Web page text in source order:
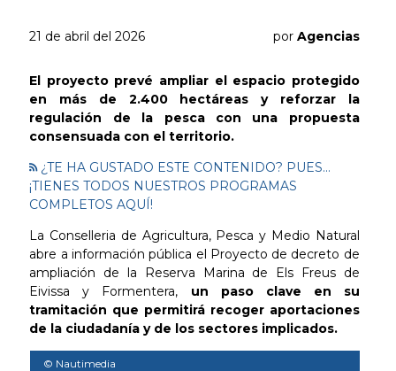
21 de abril del 2026 por Agencias
El proyecto prevé ampliar el espacio protegido
en más de 2.400 hectáreas y reforzar la
regulación de la pesca con una propuesta
consensuada con el territorio.
¿TE HA GUSTADO ESTE CONTENIDO? PUES...
¡TIENES TODOS NUESTROS PROGRAMAS
COMPLETOS AQUÍ!
La Conselleria de Agricultura, Pesca y Medio Natural
abre a información pública el Proyecto de decreto de
ampliación de la Reserva Marina de Els Freus de
Eivissa y Formentera, un paso clave en su
tramitación que permitirá recoger aportaciones
de la ciudadanía y de los sectores implicados.
© Nautimedia